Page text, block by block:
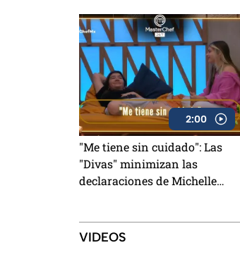
2:00
"Me tiene sin cuidado": Las
"Divas" minimizan las
declaraciones de Michelle
VIDEOS